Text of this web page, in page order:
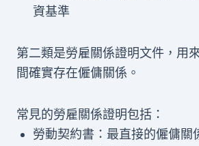
資基準
第二類是勞雇關係證明文件，用
間確實存在僱傭關係。
常見的勞雇關係證明包括：
勞動契約書：最直接的僱傭關